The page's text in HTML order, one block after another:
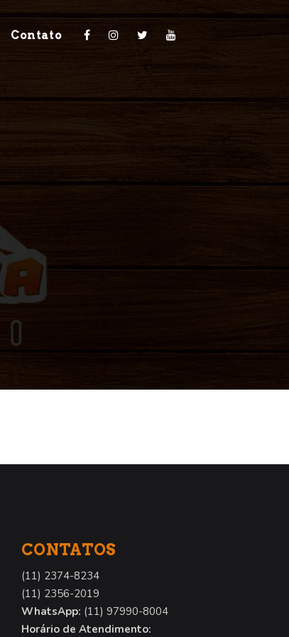
Contato
CONTATOS
(11) 2374-8234
(11) 2356-2019
WhatsApp: (11) 97990-8004
Horário de Atendimento: